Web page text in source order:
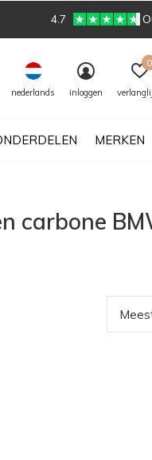
MERKEN
nederlands
inloggen
0
4.7
carbone